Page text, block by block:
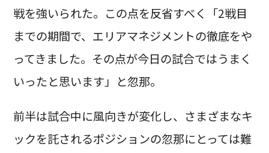
戦を強いられた。この点を反省すべく「2戦目
までの期間で、エリアマネジメントの徹底をや
ってきました。その点が今日の試合ではうまく
いったと思います」と忽那。
前半は試合中に風向きが変化し、さまざまなキ
ックを託されるポジションの忽那にとっては難